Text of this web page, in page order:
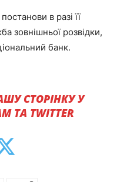
в разі її
зовнішньої розвідки,
банк.
СТОРІНКУ У
ТА TWITTER